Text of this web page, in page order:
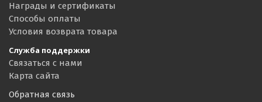
Награды и сертификаты
Способы оплаты
Условия возврата товара
Служба поддержки
Связаться с нами
Карта сайта
Обратная связь